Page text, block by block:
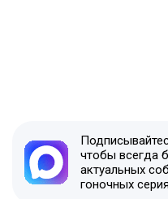
чтобы всегда
актуальных
гоночных